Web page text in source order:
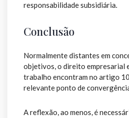
responsabilidade subsidiária.
Conclusão
Normalmente distantes em
objetivos, o direito empresarial
trabalho encontram no artigo
relevante ponto de
A reflexão, ao menos, é